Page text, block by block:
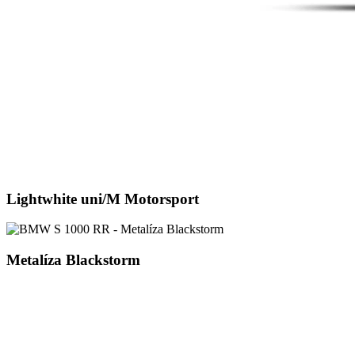
Lightwhite uni/M Motorsport
Metalíza Blackstorm